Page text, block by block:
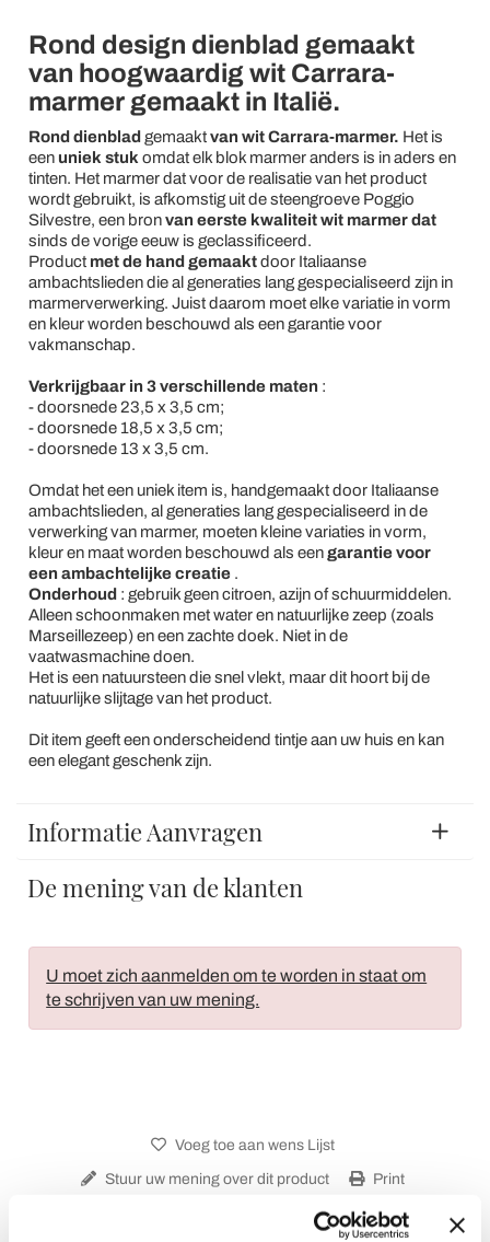
Rond design dienblad gemaakt
van hoogwaardig wit Carrara-
marmer gemaakt in Italië.
Rond dienblad gemaaktvan wit Carrara-marmer. Het is
een uniek stuk omdat elk blok marmer anders is in aders en
tinten. Het marmer dat voor de realisatie van het product
wordt gebruikt, is afkomstig uit de steengroeve Poggio
Silvestre, een bronvan eerste kwaliteit wit marmer dat
sinds de vorige eeuw is geclassificeerd.
Product met de hand gemaaktdoor Italiaanse
ambachtslieden die al generaties lang gespecialiseerd zijn in
marmerverwerking. Juist daarom moet elke variatie in vorm
en kleur worden beschouwd als een garantie voor
vakmanschap.
Verkrijgbaar in 3 verschillende maten :
- doorsnede 23,5 x 3,5 cm;
- doorsnede 18,5 x 3,5 cm;
- doorsnede 13 x 3,5 cm.
Omdat het een uniek item is, handgemaakt door Italiaanse
ambachtslieden, al generaties lang gespecialiseerd in de
verwerking van marmer, moeten kleine variaties in vorm,
kleur en maat worden beschouwd als eengarantie voor
een ambachtelijke creatie.
Onderhoud : gebruik geen citroen, azijn of schuurmiddelen.
Alleen schoonmaken met water en natuurlijke zeep (zoals
Marseillezeep) en een zachte doek. Niet in de
vaatwasmachine doen.
Het is een natuursteen die snel vlekt, maar dit hoort bij de
natuurlijke slijtage van het product.
Dit item geeft een onderscheidend tintje aan uw huis en kan
een elegant geschenk zijn.
Informatie Aanvragen
De mening van de klanten
U moet zich aanmelden om te worden in staat om
te schrijven van uw mening.
Voeg toe aan wens Lijst
Stuur uw mening over dit product Print